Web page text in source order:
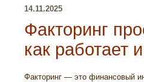
14.11.2025
Факторинг
как работает
Факторинг — это финансовый